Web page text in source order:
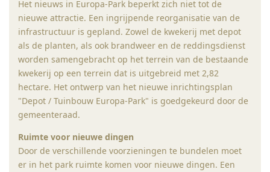
Het nieuws in Europa-Park beperkt zich niet tot de
nieuwe attractie. Een ingrijpende reorganisatie van de
infrastructuur is gepland. Zowel de kwekerij met depot
als de planten, als ook brandweer en de reddingsdienst
worden samengebracht op het terrein van de bestaande
kwekerij op een terrein dat is uitgebreid met 2,82
hectare. Het ontwerp van het nieuwe inrichtingsplan
"Depot / Tuinbouw Europa-Park" is goedgekeurd door de
gemeenteraad.
Ruimte voor nieuwe dingen
Door de verschillende voorzieningen te bundelen moet
er in het park ruimte komen voor nieuwe dingen. Een